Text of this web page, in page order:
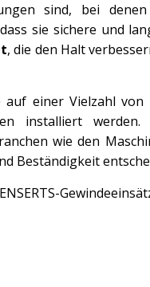
sind, bei denen
sie sichere und
, die den Halt
auf einer Vielzahl
installiert werden.
wie den
Beständigkeit